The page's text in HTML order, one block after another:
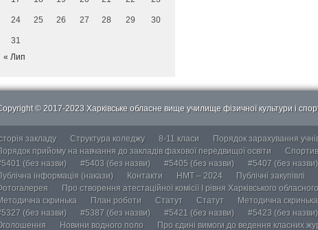
24 25 26 27 28 29 30
31
« Лип
© 2017-2023 Харківське обласне вище училище фізичної культури і
закладу Структура коледжу 8-11 класи Порядок зарахування
прийому на навчання до закладів фахової передвищої освіти
(без назви)
#5403 (без назви) #5405 (без назви) #5407 (без назви)
інформація (накази)
Контакти НМТ – 2024 Публічні закупівлі
Про створення атестаційної комісії І рівня Харківського
скринька
План роботи Статут Статут Методична скринька
(без назви)
#5387 (без назви) #5421 (без назви) #5423 (без назви)
Новини водного поло Про єдині вимоги до ведення класних